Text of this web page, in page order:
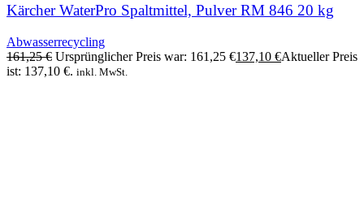
Kärcher WaterPro Spaltmittel, Pulver RM 846 20 kg
Abwasserrecycling
161,25€ Ursprünglicher Preis war: 161,25 €137,10 €Aktueller Preis
ist: 137,10 €. inkl. MwSt.